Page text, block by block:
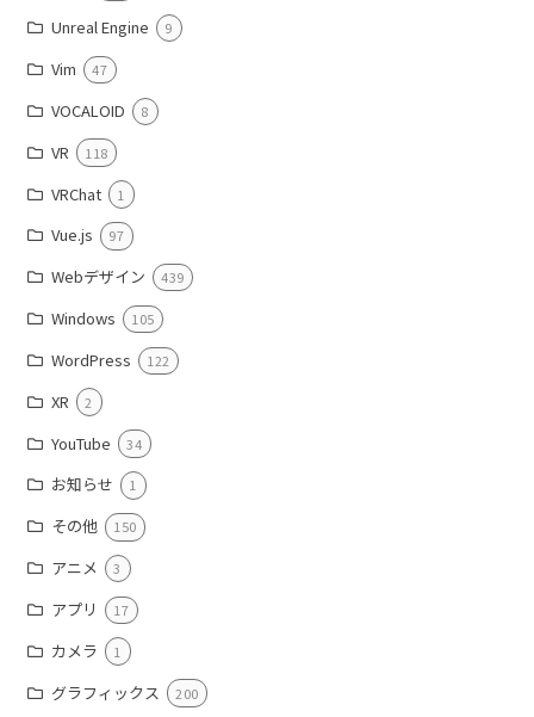
Unreal Engine 9
Vim 47
VOCALOID 8
VR 118
VRChat 1
Vue.js 97
Webデザイン 439
Windows 105
WordPress 122
XR 2
YouTube 34
お知らせ 1
その他 150
アニメ 3
アプリ 17
カメラ 1
グラフィックス 200